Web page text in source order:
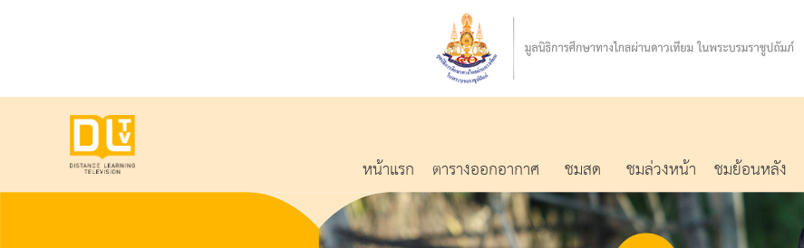
หน้าแรก ตารางออกอากาศ ชมสด ชมล่วงหน้า ชมย้อนหลัง